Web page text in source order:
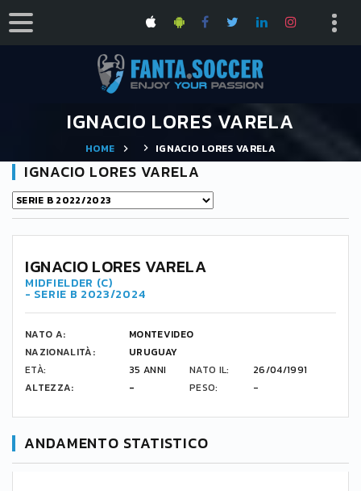
IGNACIO LORES VARELA
HOME IGNACIO LORES VARELA
IGNACIO LORES VARELA
IGNACIO LORES VARELA
MIDFIELDER (C)
- SERIE B 2023/2024
NATO A:
MONTEVIDEO
NAZIONALITÀ:
URUGUAY
ETÀ:
35 ANNI NATO IL:
26/04/1991
ALTEZZA:
- PESO: -
ANDAMENTO STATISTICO